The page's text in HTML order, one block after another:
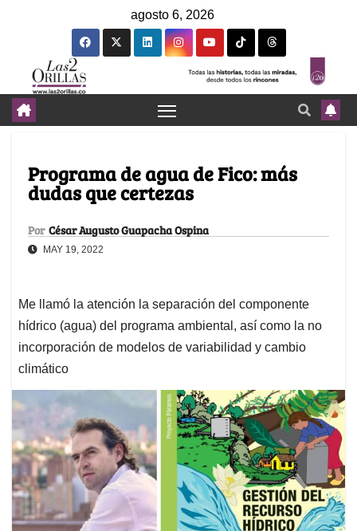
agosto 6, 2026
Programa de agua de Fico: más
dudas que certezas
Por César Augusto Guapacha Ospina
MAY 19, 2022
Me llamó la atención la separación del componente
hídrico (agua) del programa ambiental, así como la no
incorporación de modelos de variabilidad y cambio
climático